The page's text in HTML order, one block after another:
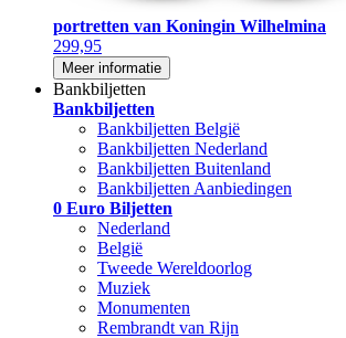
portretten van Koningin Wilhelmina
299,95
Meer informatie
Bankbiljetten
Bankbiljetten
Bankbiljetten België
Bankbiljetten Nederland
Bankbiljetten Buitenland
Bankbiljetten Aanbiedingen
0 Euro Biljetten
Nederland
België
Tweede Wereldoorlog
Muziek
Monumenten
Rembrandt van Rijn